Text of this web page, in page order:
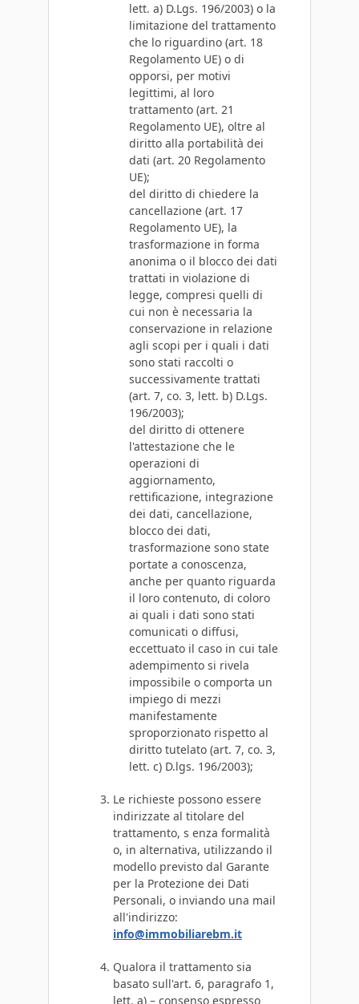
lett. a) D.Lgs. 196/2003) o la
limitazione del trattamento
che lo riguardino (art. 18
Regolamento UE) o di
opporsi, per motivi
legittimi, al loro
trattamento (art. 21
Regolamento UE), oltre al
diritto alla portabilità dei
dati (art. 20 Regolamento
UE);
del diritto di chiedere la
cancellazione (art. 17
Regolamento UE), la
trasformazione in forma
anonima o il blocco dei dati
trattati in violazione di
legge, compresi quelli di
cui non è necessaria la
conservazione in relazione
agli scopi per i quali i dati
sono stati raccolti o
successivamente trattati
(art. 7, co. 3, lett. b) D.Lgs.
196/2003);
del diritto di ottenere
l'attestazione che le
operazioni di
aggiornamento,
rettificazione, integrazione
dei dati, cancellazione,
blocco dei dati,
trasformazione sono state
portate a conoscenza,
anche per quanto riguarda
il loro contenuto, di coloro
ai quali i dati sono stati
comunicati o diffusi,
eccettuato il caso in cui tale
adempimento si rivela
impossibile o comporta un
impiego di mezzi
manifestamente
sproporzionato rispetto al
diritto tutelato (art. 7, co. 3,
lett. c) D.lgs. 196/2003);
Le richieste possono essere
indirizzate al titolare del
trattamento, s enza formalità
o, in alternativa, utilizzando il
modello previsto dal Garante
per la Protezione dei Dati
Personali, o inviando una mail
all'indirizzo:
info@immobiliarebm.it
Qualora il trattamento sia
basato sull'art. 6, paragrafo 1,
lett. a) – consenso espresso